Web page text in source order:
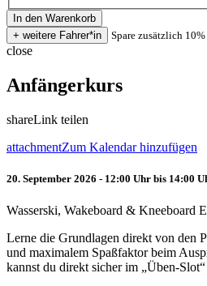
Spare zusätzlich
close
Anfängerkurs
shareLink teilen
attachmentZum Kalendar hinzufügen
20. September 2026 - 12:00 Uhr bis 14:00
Wasserski, Wakeboard & Kneeboard
Lerne die Grundlagen direkt von den
und maximalem Spaßfaktor beim
kannst du direkt sicher im „Üben-